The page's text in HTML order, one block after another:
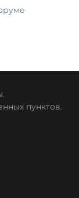
пунктов.